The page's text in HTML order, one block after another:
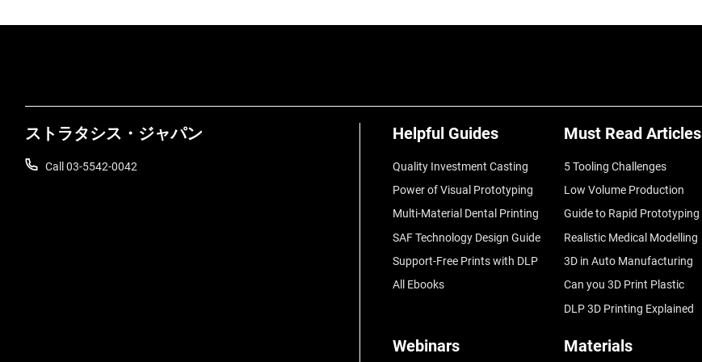
ストラタシス・ジャパン
Call 03-5542-0042
Helpful Guides
Quality Investment Casting
Power of Visual Prototyping
Multi-Material Dental Printing
SAF Technology Design Guide
Support-Free Prints with DLP
All Ebooks
Must Read Articles
5 Tooling Challenges
Low Volume Production
Guide to Rapid Prototyping
Realistic Medical Modelling
3D in Auto Manufacturing
Can you 3D Print Plastic
DLP 3D Printing Explained
Webinars Materials